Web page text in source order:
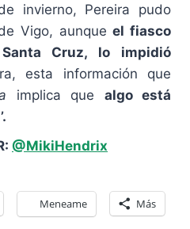
invierno, Pereira pudo
Vigo, aunqueel fiasco
Cruz, lo impidió
esta información que
implica que algo está
@MikiHendrix
Meneame Más